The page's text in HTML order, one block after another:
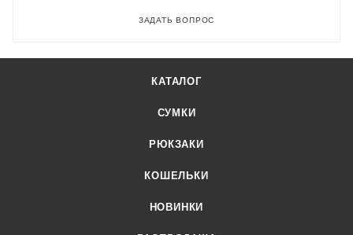
ЗАДАТЬ ВОПРОС
КАТАЛОГ
СУМКИ
РЮКЗАКИ
КОШЕЛЬКИ
НОВИНКИ